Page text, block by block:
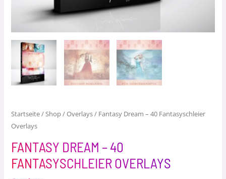
Startseite/ Shop/Overlays/ Fantasy Dream – 40 Fantasyschleier
Overlays
FANTASY DREAM – 40
FANTASYSCHLEIER OVERLAYS